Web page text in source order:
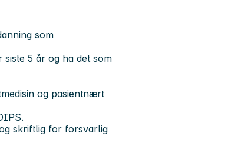
som
5 år og ha det som
og pasientnært
skriftlig for forsvarlig